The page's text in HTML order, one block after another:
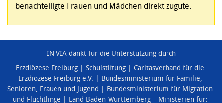
benachteiligte Frauen und Mädchen direkt zugute.
IN VIA dankt für die Unterstützung durch
Erzdiözese Freiburg
Schulstiftung
Caritasverband für die
Erzdiözese Freiburg e.V.
Bundesministerium für Familie,
Senioren, Frauen und Jugend
Bundesministerium für Migration
und Flüchtlinge
Land Baden-Württemberg – Ministerien für: